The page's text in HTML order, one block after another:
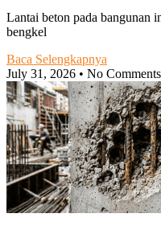
Lantai beton pada bangunan
bengkel
Baca Selengkapnya
July 31, 2026
No Comments